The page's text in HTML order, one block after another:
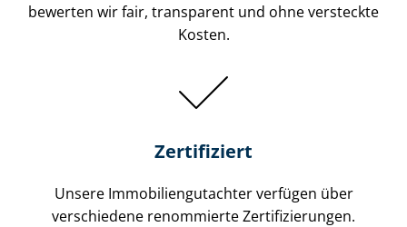
bewerten wir fair, transparent und ohne versteckte
Kosten.
Zertifiziert
Unsere Immobilien­gutachter verfügen über
verschiedene renommierte Zer­ti­fi­zie­run­gen.